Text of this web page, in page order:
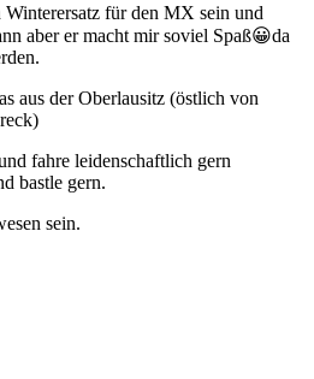
für den MX sein und
aber er macht mir soviel Spaß😀da
aus der Oberlausitz (östlich von
fahre leidenschaftlich gern
bastle gern.
sein.